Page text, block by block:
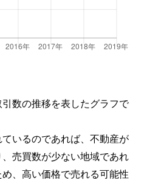
数の推移を表したグラフで
いるのであれば、不動産が
売買数が少ない地域であれ
、高い価格で売れる可能性